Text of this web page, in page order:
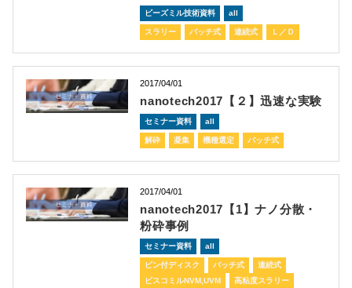
ビーズミル技術資料 all
スラリー バッチ式 連続式 Ｌ／Ｄ
2017/04/01
nanotech2017【２】迅速な実験
セミナー資料 all
解砕 凝集 機種選定 バッチ式
2017/04/01
nanotech2017【1】ナノ分散・
粉砕事例
セミナー資料 all
ピン付ディスク バッチ式
連続式
ビスコミルNVM,UVM
高粘度スラリー